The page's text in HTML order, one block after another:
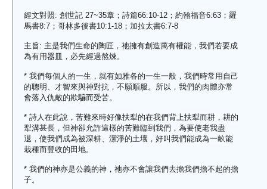
經文對照: 創世記 27~35章；詩篇66:10-12；約翰福音6:63；羅
馬書8:7；哥林多後書10:1-18；加拉太書6:7-8
主旨: 主是我們生命的陶匠，祂擁有創造萬有權能，我們若要成
為有用器皿，必先經過熬煉。
* 我們每個人的一生，就有如雅各的一生一般，我們時常用自己
的聰明、才智來與神對抗，不願順服。所以，我們的肉體亦常
會落入仇敵的欺騙而受苦。
* 詩人在此說，苦難來時好像扶犁的在我們背上扶犁而耕，耕的
犁溝甚長，但神卻允許這樣的苦難臨到我們，為要使老我盡
退，使我們成為被深耕、潔淨的土壤，好叫我們能成為一畝能
栽種而豐收的田地。
* 我們的神亦是公義的神，祂亦不會讓我們去擔我們擔不起的擔
子。